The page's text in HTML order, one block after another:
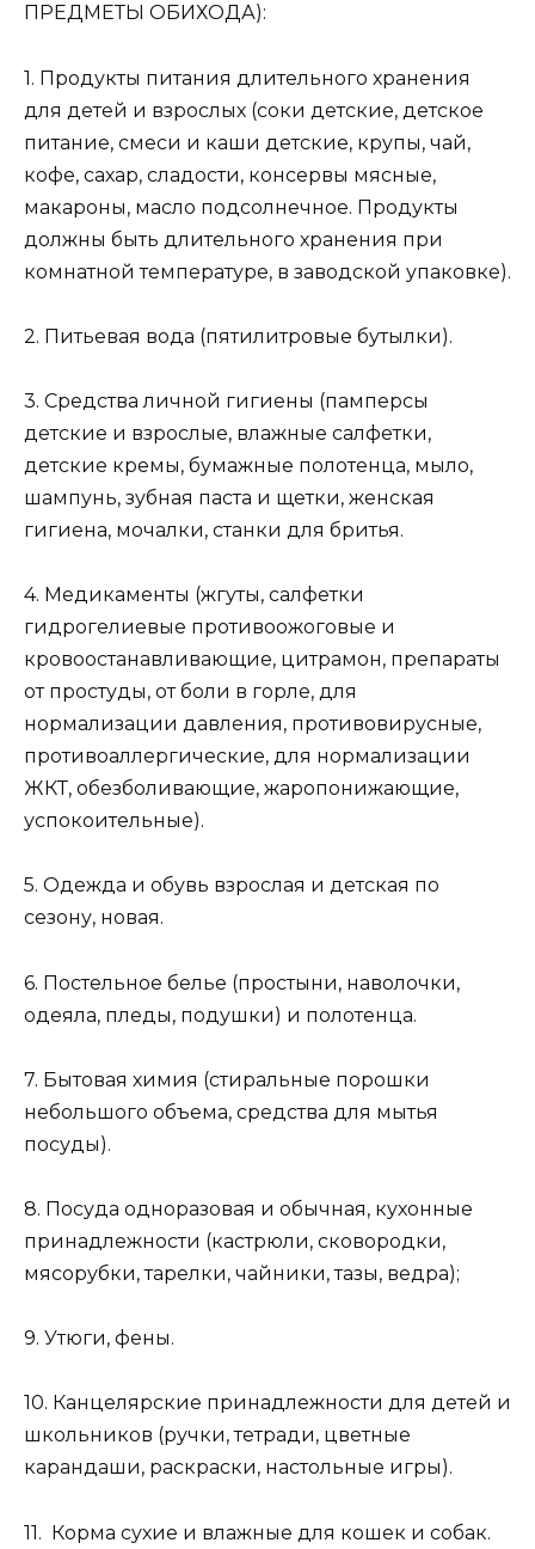
ПРЕДМЕТЫ ОБИХОДА):
1. Продукты питания длительного хранения
для детей и взрослых (соки детские, детское
питание, смеси и каши детские, крупы, чай,
кофе, сахар, сладости, консервы мясные,
макароны, масло подсолнечное. Продукты
должны быть длительного хранения при
комнатной температуре, в заводской упаковке).
2. Питьевая вода (пятилитровые бутылки).
3. Средства личной гигиены (памперсы
детские и взрослые, влажные салфетки,
детские кремы, бумажные полотенца, мыло,
шампунь, зубная паста и щетки, женская
гигиена, мочалки, станки для бритья.
4. Медикаменты (жгуты, салфетки
гидрогелиевые противоожоговые и
кровоостанавливающие, цитрамон, препараты
от простуды, от боли в горле, для
нормализации давления, противовирусные,
противоаллергические, для нормализации
ЖКТ, обезболивающие, жаропонижающие,
успокоительные).
5. Одежда и обувь взрослая и детская по
сезону, новая.
6. Постельное белье (простыни, наволочки,
одеяла, пледы, подушки) и полотенца.
7. Бытовая химия (стиральные порошки
небольшого объема, средства для мытья
посуды).
8. Посуда одноразовая и обычная, кухонные
принадлежности (кастрюли, сковородки,
мясорубки, тарелки, чайники, тазы, ведра);
9. Утюги, фены.
10. Канцелярские принадлежности для детей и
школьников (ручки, тетради, цветные
карандаши, раскраски, настольные игры).
11. Корма сухие и влажные для кошек и собак.